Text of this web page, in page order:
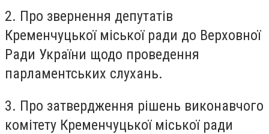
2. Про звернення депутатів
Кременчуцької міської ради до Верховної
Ради України щодо проведення
парламентських слухань.
3. Про затвердження рішень виконавчого
комітету Кременчуцької міської ради